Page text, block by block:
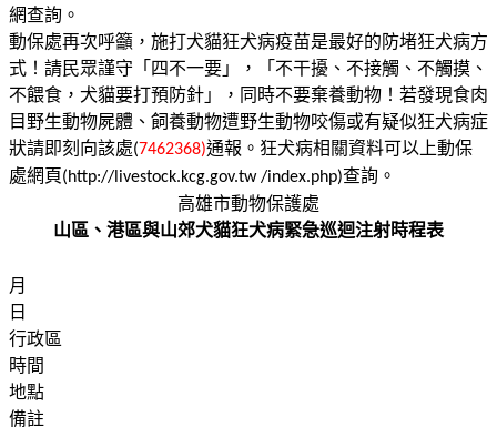
網查詢。
動保處再次呼籲，施打犬貓狂犬病疫苗是最好的防堵狂犬病方
式！請民眾謹守「四不一要」，「不干擾、不接觸、不觸摸、
不餵食，犬貓要打預防針」，同時不要棄養動物！若發現食肉
目野生動物屍體、飼養動物遭野生動物咬傷或有疑似狂犬病症
狀請即刻向該處(7462368)通報。狂犬病相關資料可以上動保
處網頁(http://livestock.kcg.gov.tw /index.php)查詢。
高雄市動物保護處
山區、港區與山郊犬貓狂犬病緊急巡迴注射時程表
月
日
行政區
時間
地點
備註